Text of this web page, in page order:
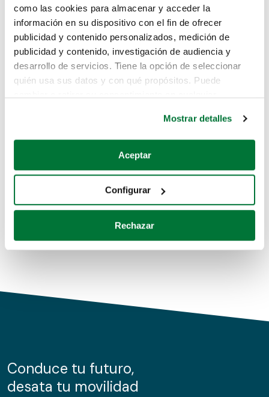
como las cookies para almacenar y acceder la
información en su dispositivo con el fin de ofrecer
publicidad y contenido personalizados, medición de
publicidad y contenido, investigación de audiencia y
desarrollo de servicios. Tiene la opción de seleccionar
quién usa sus datos y con qué propósitos. Puede
Si lo permite, también quisiéramos:
Recopilar información sobre su ubicación geográfica
Identificar su dispositivo analizándolo activamente
para buscar características específicas (huellas
Obtenga más información sobre cómo se procesan sus
de cookies.
información sobre el uso que haga del sitio web con
nuestros partners de redes sociales, publicidad y análisis
Mostrar detalles
Aceptar
Configurar
Rechazar
Lo sentimos, no sabemos como
te hemos traido hasta aquí.
Pero puedes encontrar el coche que estás
buscando en alguno de estos enlaces:
Coches de segunda mano
Coches de km0
Conduce tu futuro,
desata tu movilidad